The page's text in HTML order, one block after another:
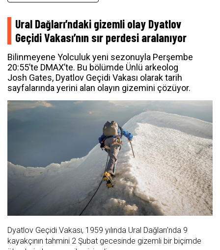
Ural Dağları’ndaki gizemli olay Dyatlov
Geçidi Vakası’nın sır perdesi aralanıyor
Bilinmeyene Yolculuk yeni sezonuyla Perşembe
20:55’te DMAX’te. Bu bölümde Ünlü arkeolog
Josh Gates, Dyatlov Geçidi Vakası olarak tarih
sayfalarında yerini alan olayın gizemini çözüyor.
Dyatlov Geçidi Vakası, 1959 yılında Ural Dağları'nda 9
kayakçının tahmini 2 Şubat gecesinde gizemli bir biçimde